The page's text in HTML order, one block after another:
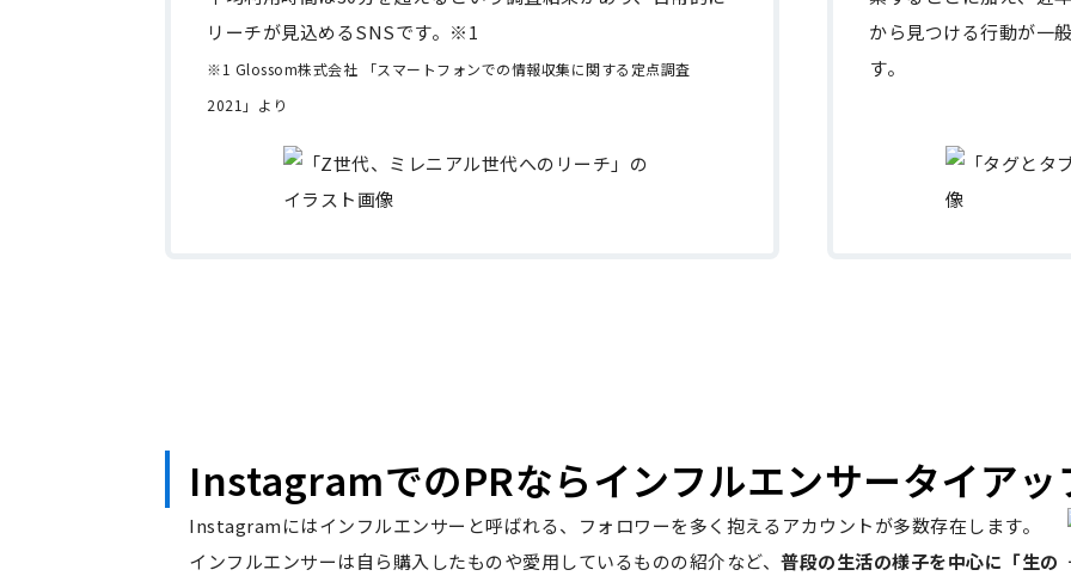
リーチが見込めるSNSです。※1
※1 Glossom株式会社 「スマートフォンでの情報収集に関する定点調査
2021」より
から見つける行動が一
す。
InstagramでのPRならインフルエンサータイアッ
Instagramにはインフルエンサーと呼ばれる、フォロワーを多く抱えるアカウントが多数存在します。
インフルエンサーは自ら購入したものや愛用しているものの紹介など、 普段の生活の様子を中心に「生の